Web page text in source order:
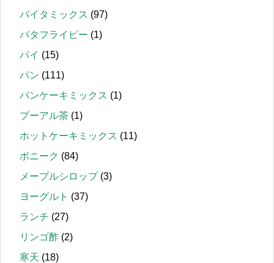
バイタミックス (97)
バタフライピー (1)
パイ (15)
パン (111)
パンケーキミックス (1)
プーアル茶 (1)
ホットケーキミックス (11)
ボニーク (84)
メープルシロップ(3)
ヨーグルト (37)
ランチ (27)
リンゴ酢 (2)
寒天 (18)